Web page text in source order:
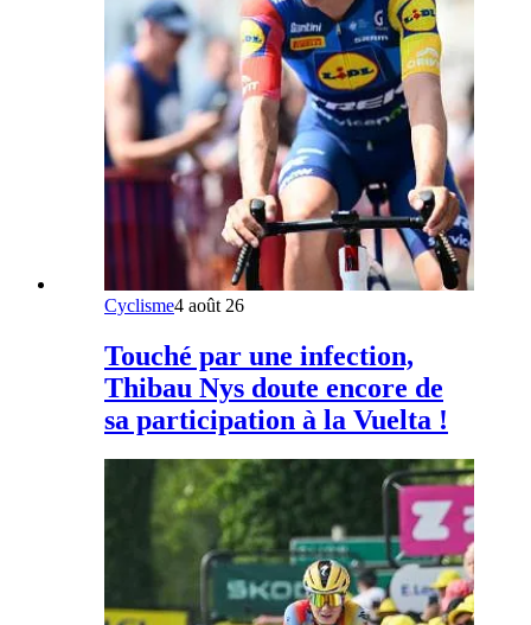
Cyclisme4 août 26
Touché par une infection,
Thibau Nys doute encore de
sa participation à la Vuelta !